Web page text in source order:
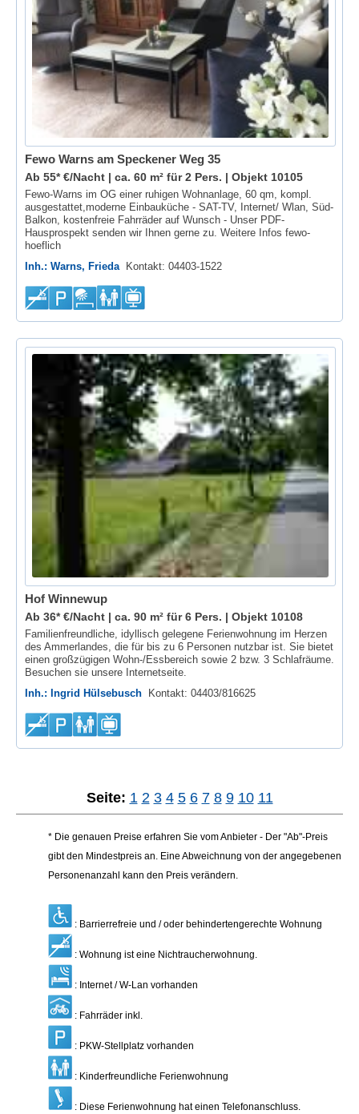
Fewo Warns am Speckener Weg 35
Ab 55* €/Nacht | ca. 60 m² für 2 Pers. | Objekt 10105
Fewo-Warns im OG einer ruhigen Wohnanlage, 60 qm, kompl.
ausgestattet,moderne Einbauküche - SAT-TV, Internet/ Wlan, Süd-
Balkon, kostenfreie Fahrräder auf Wunsch - Unser PDF-
Hausprospekt senden wir Ihnen gerne zu. Weitere Infos fewo-
hoeflich
Inh.: Warns, Frieda
Kontakt: 04403-1522
Hof Winnewup
Ab 36* €/Nacht | ca. 90 m² für 6 Pers. | Objekt 10108
Familienfreundliche, idyllisch gelegene Ferienwohnung im Herzen
des Ammerlandes, die für bis zu 6 Personen nutzbar ist. Sie bietet
einen großzügigen Wohn-/Essbereich sowie 2 bzw. 3 Schlafräume.
Besuchen sie unsere Internetseite.
Inh.: Ingrid Hülsebusch
Kontakt: 04403/816625
Seite: 1 2 3 4 5 6 7 8 9 10 11
* Die genauen Preise erfahren Sie vom Anbieter - Der "Ab"-Preis
gibt den Mindestpreis an. Eine Abweichnung von der angegebenen
Personenanzahl kann den Preis verändern.
: Barrierrefreie und / oder behindertengerechte Wohnung
: Wohnung ist eine Nichtraucherwohnung.
: Internet / W-Lan vorhanden
: Fahrräder inkl.
: PKW-Stellplatz vorhanden
: Kinderfreundliche Ferienwohnung
: Diese Ferienwohnung hat einen Telefonanschluss.